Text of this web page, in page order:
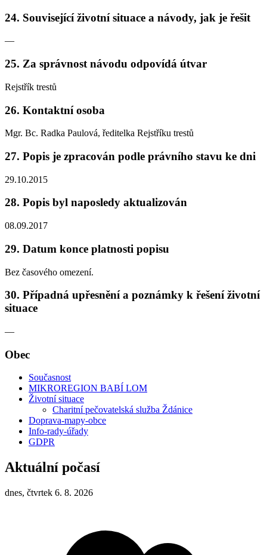
24. Související životní situace a návody, jak je řešit
—
25. Za správnost návodu odpovídá útvar
Rejstřík trestů
26. Kontaktní osoba
Mgr. Bc. Radka Paulová, ředitelka Rejstříku trestů
27. Popis je zpracován podle právního stavu ke dni
29.10.2015
28. Popis byl naposledy aktualizován
08.09.2017
29. Datum konce platnosti popisu
Bez časového omezení.
30. Případná upřesnění a poznámky k řešení životní
situace
—
Obec
Současnost
MIKROREGION BABÍ LOM
Životní situace
Charitní pečovatelská služba Ždánice
Doprava-mapy-obce
Info-rady-úřady
GDPR
Aktuální počasí
dnes, čtvrtek 6. 8. 2026